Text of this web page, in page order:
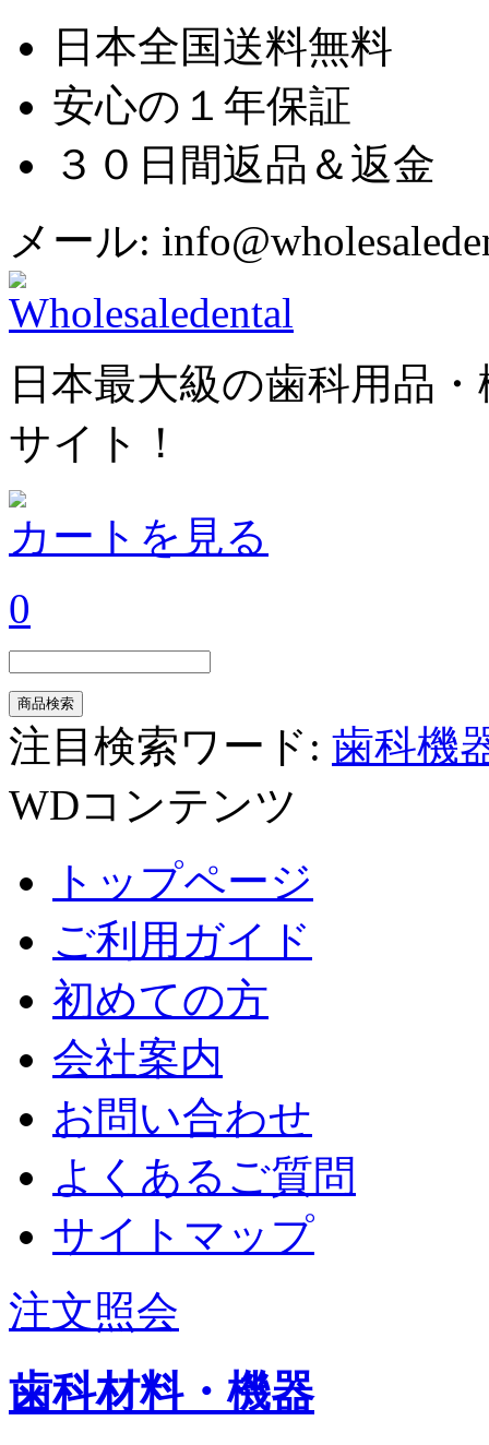
日本全国送料無料
安心の１年保証
３０日間返品＆返金
メール:
日本最大級の歯科用品
サイト！
カートを見る
0
注目検索ワード: 歯科機
WDコンテンツ
トップページ
ご利用ガイド
初めての方
会社案内
お問い合わせ
よくあるご質問
サイトマップ
注文照会
歯科材料・機器